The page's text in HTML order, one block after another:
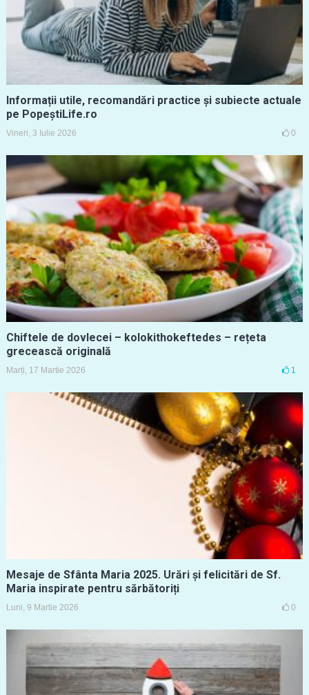
Informații utile, recomandări practice și subiecte actuale
pe PopeștiLife.ro
Vineri, 3 Iulie 2026 0
Chiftele de dovlecei – kolokithokeftedes – rețeta
grecească originală
Marți, 17 Martie 2026 1
Mesaje de Sfânta Maria 2025. Urări și felicitări de Sf.
Maria inspirate pentru sărbătoriți
Luni, 9 Martie 2026 0